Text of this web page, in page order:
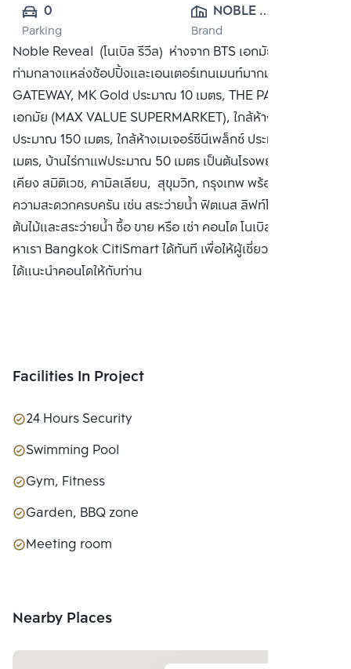
0
Parking
NOBLE
DEVELOPMENT
PUBLIC CO.,
LTD.
Brand
Noble Reveal (โนเบิล รีวีล) ห่างจาก BTS เอกมัย 200 เมตร
ท่ามกลางแหล่งช้อปปิ้งและเอนเตอร์เทนเมนท์มากมาย เช่น ห้าง
GATEWAY, MK Gold ประมาณ 10 เมตร, THE PARKLANE
เอกมัย (MAX VALUE SUPERMARKET), ใกล้ห้าง Big C
ประมาณ 150 เมตร, ใกล้ห้างเมเจอร์ซีนีเพล็กซ์ ประมาณ 200
เมตร, บ้านไร่กาแฟประมาณ 50 เมตร เป็นต้นโรงพยาบาลใกล้
เคียง สมิติเวช, คามิลเลียน, สุขุมวิท, กรุงเทพ พร้อมสิ่งอำนวย
ความสะดวกครบครัน เช่น สระว่ายน้ำ ฟิตเนส ลิฟท์โดยสาร สวน
ต้นไม้และสระว่ายน้ำ ซื้อ ขาย หรือ เช่า คอนโด โนเบิล รีวีล ติดต่อ
หาเรา Bangkok CitiSmart ได้ทันที เพื่อให้ผู้เชี่ยวชาญของเรา
ได้แนะนำคอนโดให้กับท่าน
Facilities In Project
24 Hours Security
Swimming Pool
Gym, Fitness
Garden, BBQ zone
Meeting room
Nearby Places